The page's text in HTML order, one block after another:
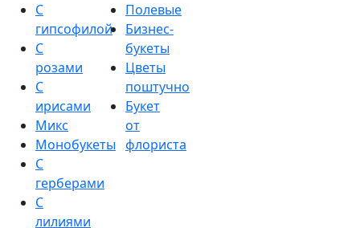
С
гипсофилой
С
розами
С
ирисами
Микс
Монобукеты
С
герберами
С
лилиями
Полевые
Бизнес-
букеты
Цветы
поштучно
Букет
от
флориста